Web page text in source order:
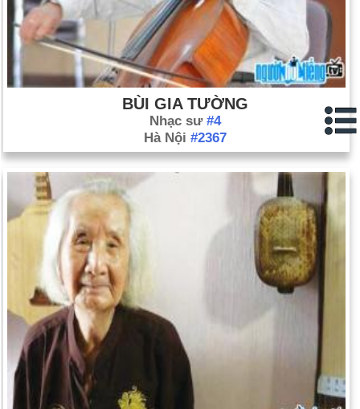
BÙI GIA TƯỜNG
Nhạc sư #4
Hà Nội #2367